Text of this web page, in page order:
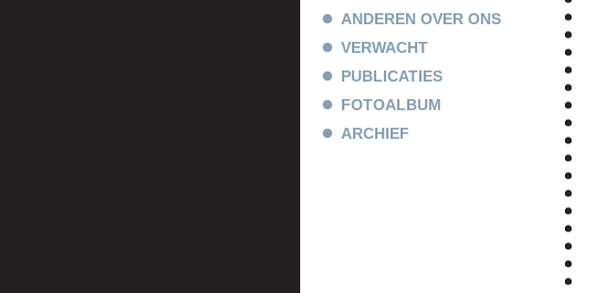
ANDEREN OVER ONS
VERWACHT
PUBLICATIES
FOTOALBUM
ARCHIEF